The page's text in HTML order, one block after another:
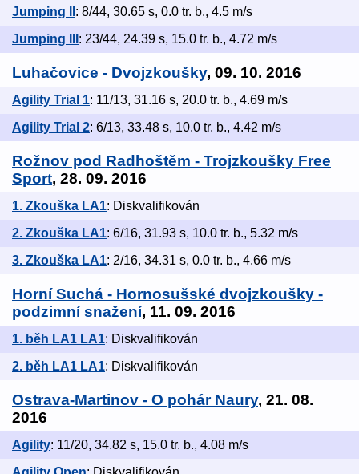
Jumping II : 8/44, 30.65 s, 0.0 tr. b., 4.5 m/s
Jumping III : 23/44, 24.39 s, 15.0 tr. b., 4.72 m/s
Luhačovice - Dvojzkoušky, 09. 10. 2016
Agility Trial 1: 11/13, 31.16 s, 20.0 tr. b., 4.69 m/s
Agility Trial 2: 6/13, 33.48 s, 10.0 tr. b., 4.42 m/s
Rožnov pod Radhoštěm - Trojzkoušky Free
Sport, 28. 09. 2016
1. Zkouška LA1: Diskvalifikován
2. Zkouška LA1: 6/16, 31.93 s, 10.0 tr. b., 5.32 m/s
3. Zkouška LA1: 2/16, 34.31 s, 0.0 tr. b., 4.66 m/s
Horní Suchá - Hornosušské dvojzkoušky -
podzimní snažení, 11. 09. 2016
1. běh LA1 LA1: Diskvalifikován
2. běh LA1 LA1: Diskvalifikován
Ostrava-Martinov - O pohár Naury, 21. 08.
2016
Agility: 11/20, 34.82 s, 15.0 tr. b., 4.08 m/s